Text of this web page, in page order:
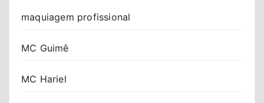
maquiagem profissional
MC Guimê
MC Hariel